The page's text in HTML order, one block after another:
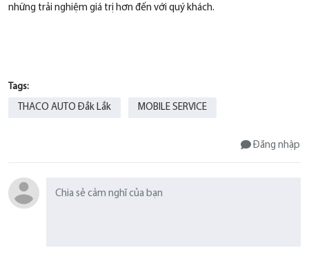
những trải nghiệm giá trị hơn đến với quý khách.
Tags:
THACO AUTO Đắk Lắk
MOBILE SERVICE
Đăng nhập